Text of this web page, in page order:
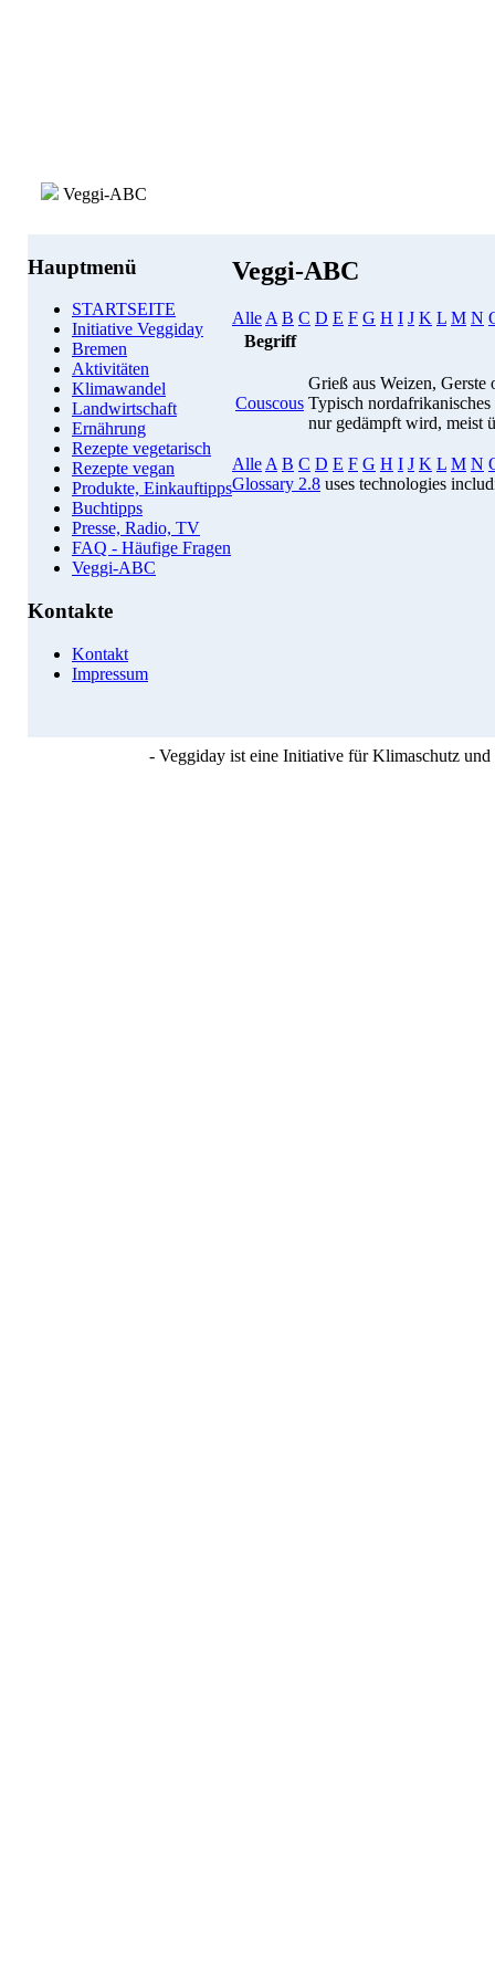
Veggi-ABC
Hauptmenü
STARTSEITE
Initiative Veggiday
Bremen
Aktivitäten
Klimawandel
Landwirtschaft
Ernährung
Rezepte vegetarisch
Rezepte vegan
Produkte, Einkauftipps
Buchtipps
Presse, Radio, TV
FAQ - Häufige Fragen
Veggi-ABC
Kontakte
Kontakt
Impressum
Veggi-ABC
Alle A B C D E F G H I J K L M N
Begriff
Couscous
Grieß aus Weizen, Gerste
Typisch
nur gedämpft wird, meist
Alle A B C D E F G H I J K L M N
Glossary 2.8 uses technologies
- Veggiday ist eine Initiative für Klimaschutz